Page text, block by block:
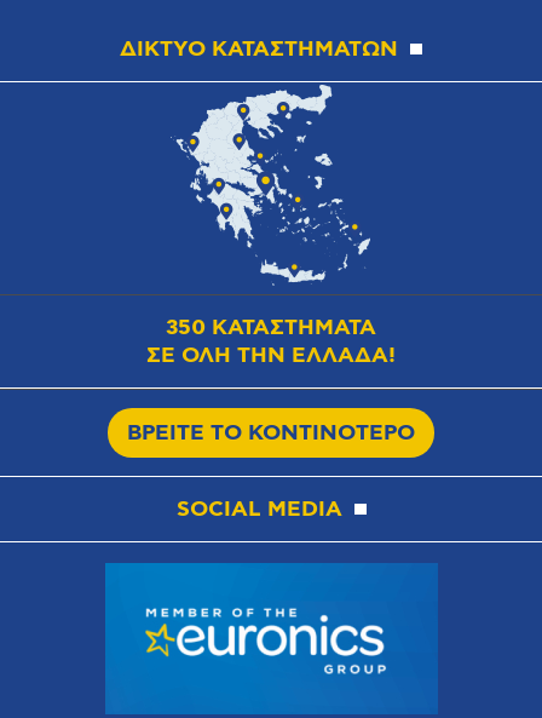
ΔΙΚΤΥΟ ΚΑΤΑΣΤΗΜΑΤΩΝ
350 ΚΑΤΑΣΤΗΜΑΤΑ
ΣΕ ΟΛΗ ΤΗΝ ΕΛΛΑΔΑ!
ΒΡΕΙΤΕ ΤΟ ΚΟΝΤΙΝΟΤΕΡΟ
SOCIAL MEDIA